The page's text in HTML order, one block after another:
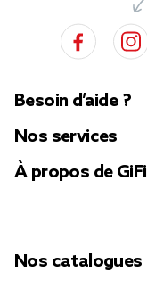
Besoin d’aide ?
Nos services
À propos de GiFi
Nos catalogues